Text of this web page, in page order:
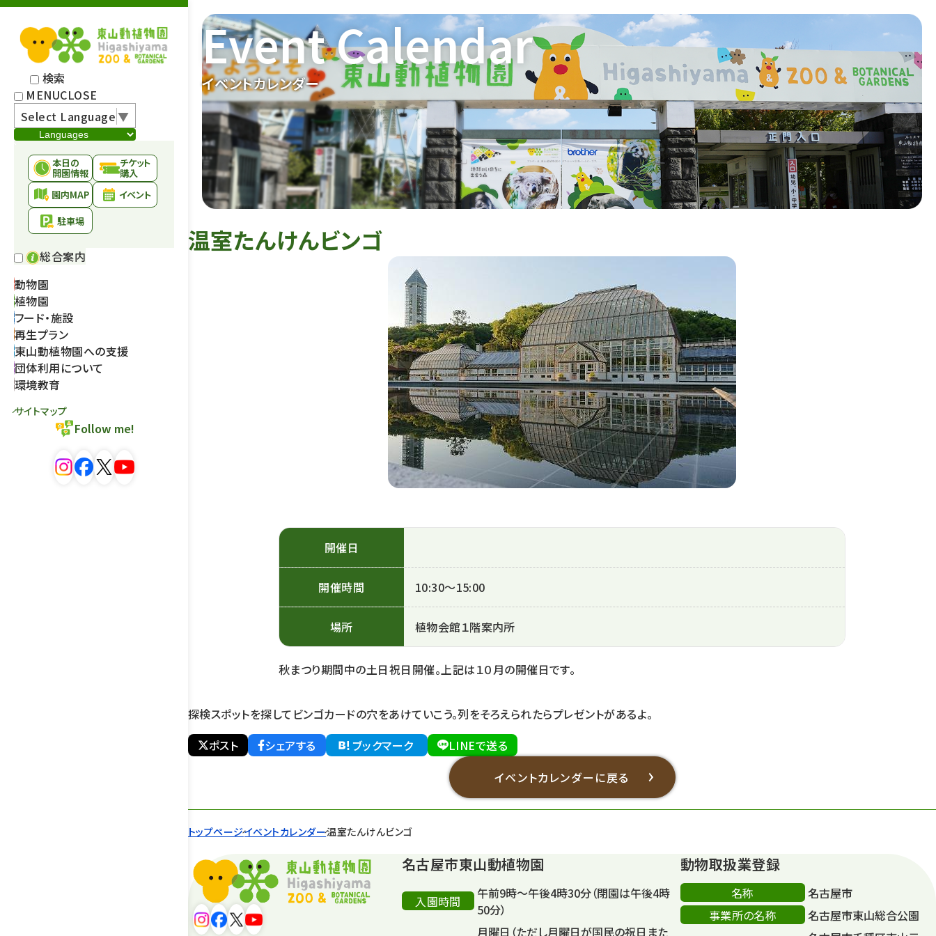
検索
MENUCLOSE
Select Language▼
本日の
開園情報
チケット
購入
園内MAP
イベント
駐車場
総合案内
動物園
植物園
フード・施設
再生プラン
東山動植物園への支援
団体利用について
環境教育
サイトマップ
Follow me!
イベントカレンダー
Event Calendar
トップページイベントカレンダー温室たんけんビンゴ
温室たんけんビンゴ
開催日
開催時間 10:30～15:00
場所 植物会館１階案内所
秋まつり期間中の土日祝日開催。上記は１０月の開催日です。
探検スポットを探してビンゴカードの穴をあけていこう。列をそろえられたらプレゼントがあるよ。
ポスト
シェアする ブックマーク
LINEで送る
イベントカレンダーに戻る
名古屋市東山動植物園
入園時間
午前9時～午後4時30分（閉園は午後4時
50分）
月曜日（ただし月曜日が国民の祝日また
動物取扱業登録
名称
名古屋市
事業所の名称
名古屋市東山総合公園